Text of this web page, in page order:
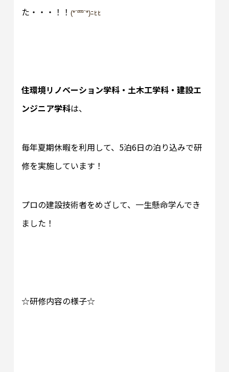
た・・・！！ (*´罒`*)ﾆﾋﾋ
住環境リノベーション学科・土木工学科・ 建設エ
ンジニア学科は、
毎年夏期休暇を利用して、5泊6日の泊り込みで研
修を実施しています！
プロの建設技術者をめざして、一生懸命学んでき
ました！
☆研修内容の様子☆